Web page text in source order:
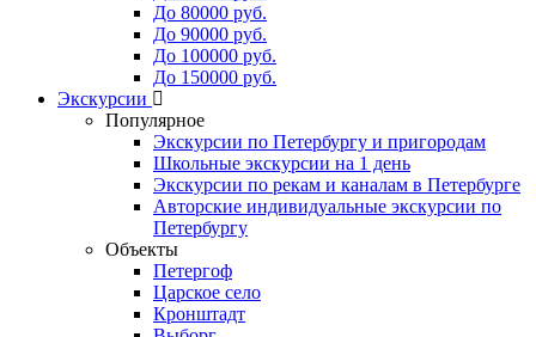
До 80000 руб.
До 90000 руб.
До 100000 руб.
До 150000 руб.
Экскурсии
Популярное
Экскурсии по Петербургу и пригородам
Школьные экскурсии на 1 день
Экскурсии по рекам и каналам в Петербурге
Авторские индивидуальные экскурсии по
Петербургу
Объекты
Петергоф
Царское село
Кронштадт